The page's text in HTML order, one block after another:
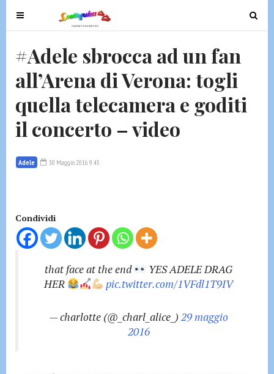
T
o
g
e
n
v
g
o
n
T
o
#Adele sbrocca ad un fan
all’Arena di Verona: togli
quella telecamera e goditi
il concerto – video
Adele 30 Maggio 2016 9:45
Condividi
that face at the end
YES ADELE DRAG
HER
pic.twitter.com/1VFdl1T9IV
— charlotte (@_charl_alice_) 29 maggio
2016